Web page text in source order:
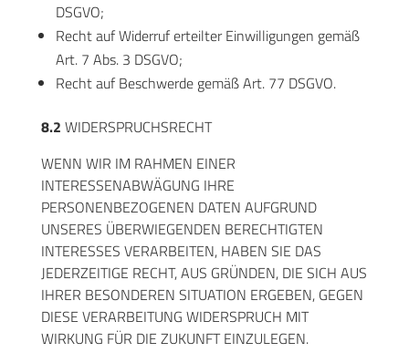
DSGVO;
Recht auf Widerruf erteilter Einwilligungen gemäß
Art. 7 Abs. 3 DSGVO;
Recht auf Beschwerde gemäß Art. 77 DSGVO.
8.2 WIDERSPRUCHSRECHT
WENN WIR IM RAHMEN EINER
INTERESSENABWÄGUNG IHRE
PERSONENBEZOGENEN DATEN AUFGRUND
UNSERES ÜBERWIEGENDEN BERECHTIGTEN
INTERESSES VERARBEITEN, HABEN SIE DAS
JEDERZEITIGE RECHT, AUS GRÜNDEN, DIE SICH AUS
IHRER BESONDEREN SITUATION ERGEBEN, GEGEN
DIESE VERARBEITUNG WIDERSPRUCH MIT
WIRKUNG FÜR DIE ZUKUNFT EINZULEGEN.